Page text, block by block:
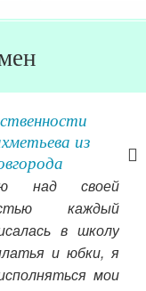
из
над своей
каждый
в школу
и юбки, я
мои